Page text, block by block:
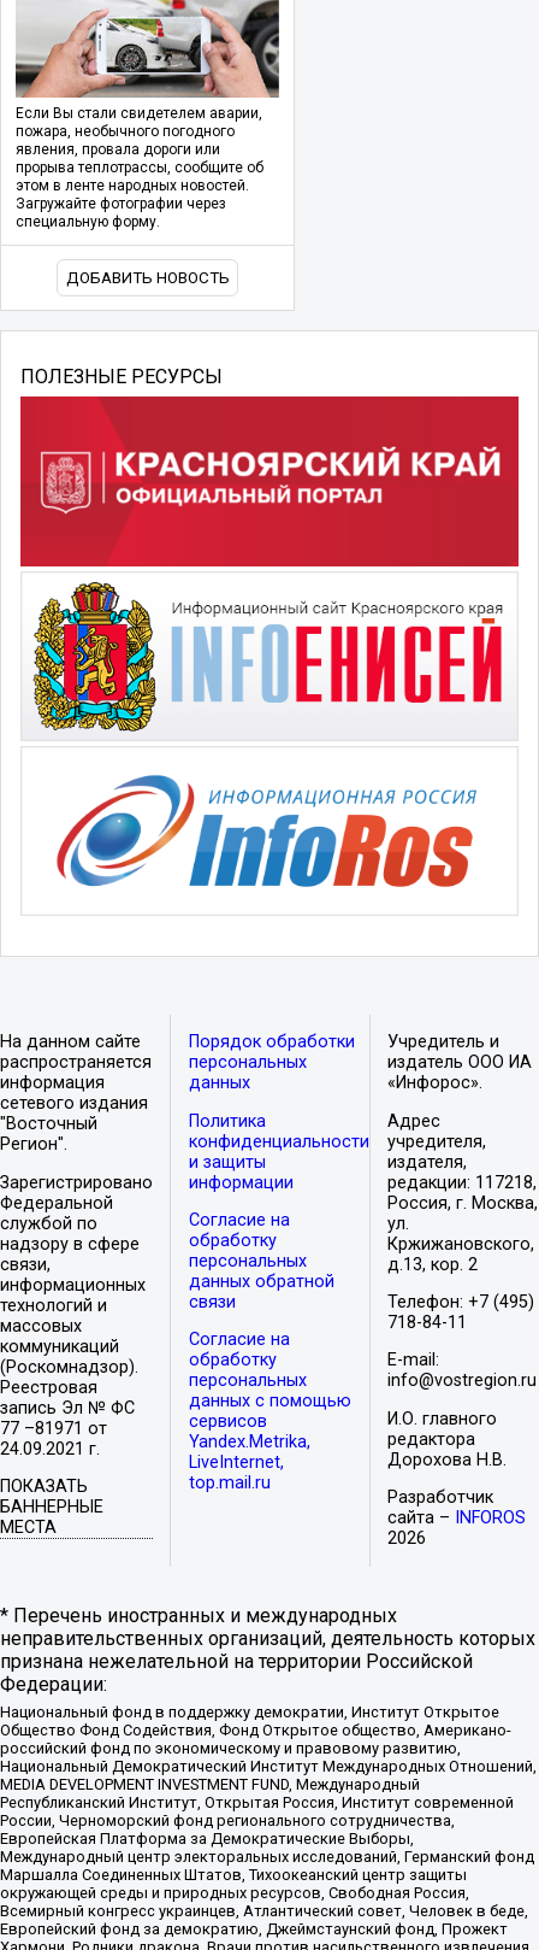
Если Вы стали свидетелем аварии,
пожара, необычного погодного
явления, провала дороги или
прорыва теплотрассы, сообщите об
этом в ленте народных новостей.
Загружайте фотографии через
специальную форму.
ДОБАВИТЬ НОВОСТЬ
ПОЛЕЗНЫЕ РЕСУРСЫ
На данном сайте
распространяется
информация
сетевого издания
"Восточный
Регион".
Зарегистрировано
Федеральной
службой по
надзору в сфере
связи,
информационных
технологий и
массовых
коммуникаций
(Роскомнадзор).
Реестровая
запись Эл № ФС
77 –81971 от
24.09.2021 г.
ПОКАЗАТЬ
БАННЕРНЫЕ
МЕСТА
Порядок обработки
персональных
данных
Политика
конфиденциальности
и защиты
информации
Согласие на
обработку
персональных
данных обратной
связи
Согласие на
обработку
персональных
данных с помощью
сервисов
Yandex.Metrika,
LiveInternet,
top.mail.ru
Учредитель и
издатель ООО ИА
«Инфорос».
Адрес
учредителя,
издателя,
редакции: 117218,
Россия, г. Москва,
ул.
Кржижановского,
д.13, кор. 2
Телефон: +7 (495)
718-84-11
E-mail:
info@vostregion.ru
И.О. главного
редактора
Дорохова Н.В.
Разработчик
сайта –
INFOROS
2026
* Перечень иностранных и международных
неправительственных организаций, деятельность которых
признана нежелательной на территории Российской
Федерации:
Национальный фонд в поддержку демократии, Институт Открытое
Общество Фонд Содействия, Фонд Открытое общество, Американо-
российский фонд по экономическому и правовому развитию,
Национальный Демократический Институт Международных Отношений,
MEDIA DEVELOPMENT INVESTMENT FUND, Международный
Республиканский Институт, Открытая Россия, Институт современной
России, Черноморский фонд регионального сотрудничества,
Европейская Платформа за Демократические Выборы,
Международный центр электоральных исследований, Германский фонд
Маршалла Соединенных Штатов, Тихоокеанский центр защиты
окружающей среды и природных ресурсов, Свободная Россия,
Всемирный конгресс украинцев, Атлантический совет, Человек в беде,
Европейский фонд за демократию, Джеймстаунский фонд, Прожект